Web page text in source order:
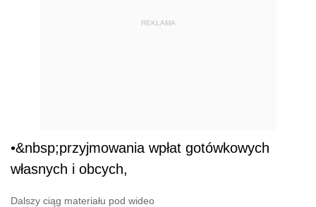
REKLAMA
•&nbsp;przyjmowania wpłat gotówkowych
własnych i obcych,
Dalszy ciąg materiału pod wideo